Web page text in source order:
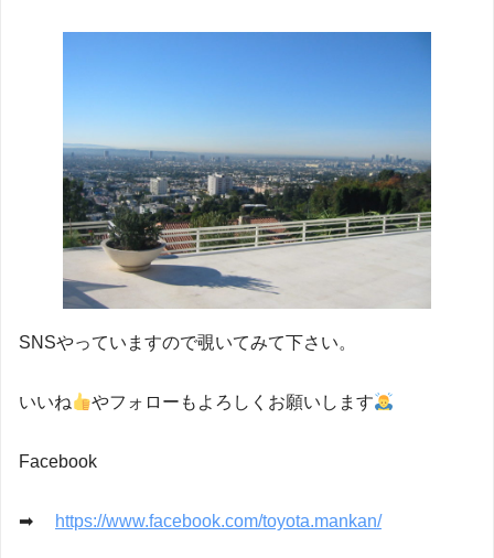
SNSやっていますので覗いてみて下さい。
いいね やフォローもよろしくお願いします
Facebook
➡ https://www.facebook.com/toyota.mankan/